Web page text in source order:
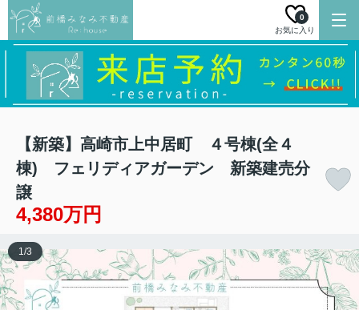
お気に入り
0
【新築】高崎市上中居町 ４号棟(全４
棟) フェリディアガーデン 新築建売分
譲
4,380万円
1/3